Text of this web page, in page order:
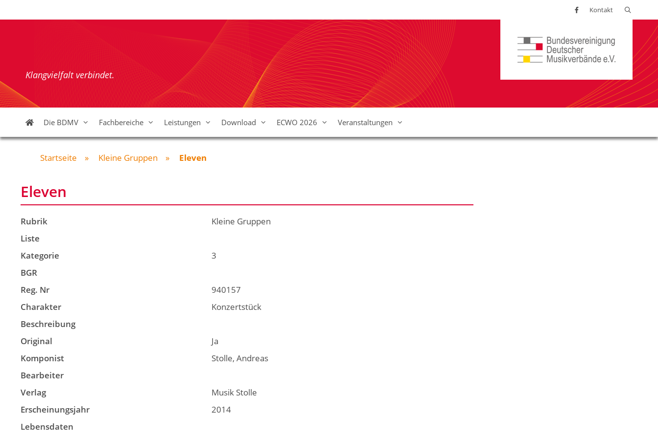
Inhalt
Kontakt
Klangvielfalt verbindet.
Die BDMV Fachbereiche Leistungen Download ECWO 2026 Veranstaltungen
Startseite » Kleine Gruppen » Eleven
Eleven
Rubrik
Kleine Gruppen
Liste
Kategorie
3
BGR
Reg. Nr
940157
Charakter
Konzertstück
Beschreibung
Original
Ja
Komponist
Stolle, Andreas
Bearbeiter
Verlag
Musik Stolle
Erscheinungsjahr
2014
Lebensdaten